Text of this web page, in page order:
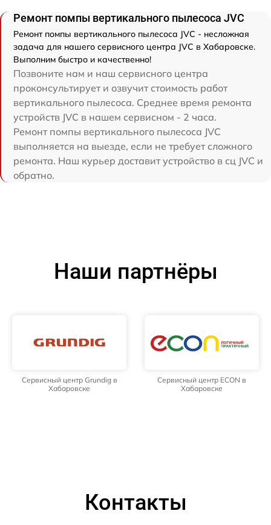
Ремонт помпы вертикального пылесоса JVC
Ремонт помпы вертикального пылесоса JVC - несложная
задача для нашего сервисного центра JVC в Хабаровске.
Выполним быстро и качественно!
Позвоните нам и наш сервисного центра
проконсультирует и озвучит стоимость работ
вертикального пылесоса. Среднее время ремонта
устройств JVC в нашем сервисном - 2 часа.
Ремонт помпы вертикального пылесоса JVC
выполняется на выезде, если не требует сложного
ремонта. Наш курьер доставит устройство в сц JVC и
обратно.
Наши партнёры
Сервисный центр Grundig в
Хабаровске
Сервисный центр ECON в
Хабаровске
Контакты